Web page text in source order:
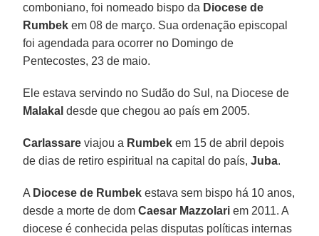
comboniano, foi nomeado bispo da Diocese de
Rumbek em 08 de março. Sua ordenação episcopal
foi agendada para ocorrer no Domingo de
Pentecostes, 23 de maio.
Ele estava servindo no Sudão do Sul, na Diocese de
Malakal desde que chegou ao país em 2005.
Carlassare viajou a Rumbek em 15 de abril depois
de dias de retiro espiritual na capital do país,Juba.
A Diocese de Rumbek estava sem bispo há 10 anos,
desde a morte de domCaesar Mazzolari em 2011. A
diocese é conhecida pelas disputas políticas internas